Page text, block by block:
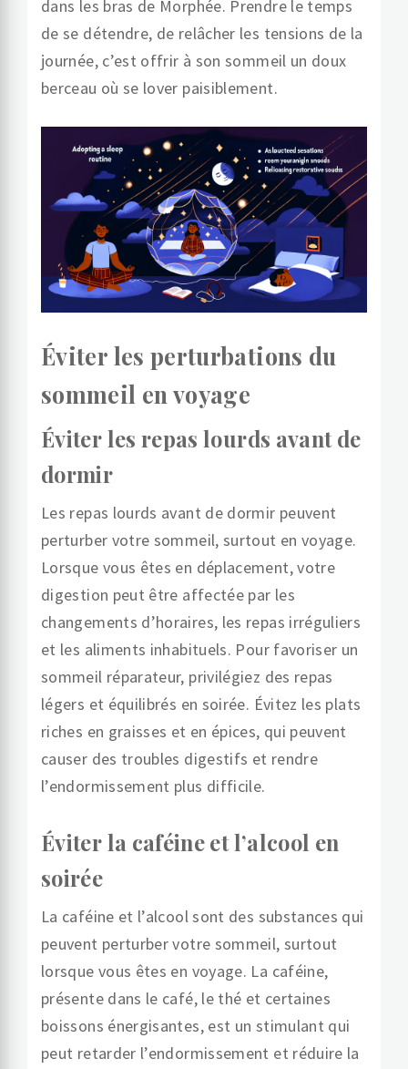
dans les bras de Morphée. Prendre le temps
de se détendre, de relâcher les tensions de la
journée, c’est offrir à son sommeil un doux
berceau où se lover paisiblement.
Éviter les perturbations du
sommeil en voyage
Éviter les repas lourds avant de
dormir
Les repas lourds avant de dormir peuvent
perturber votre sommeil, surtout en voyage.
Lorsque vous êtes en déplacement, votre
digestion peut être affectée par les
changements d’horaires, les repas irréguliers
et les aliments inhabituels. Pour favoriser un
sommeil réparateur, privilégiez des repas
légers et équilibrés en soirée. Évitez les plats
riches en graisses et en épices, qui peuvent
causer des troubles digestifs et rendre
l’endormissement plus difficile.
Éviter la caféine et l’alcool en
soirée
La caféine et l’alcool sont des substances qui
peuvent perturber votre sommeil, surtout
lorsque vous êtes en voyage. La caféine,
présente dans le café, le thé et certaines
boissons énergisantes, est un stimulant qui
peut retarder l’endormissement et réduire la